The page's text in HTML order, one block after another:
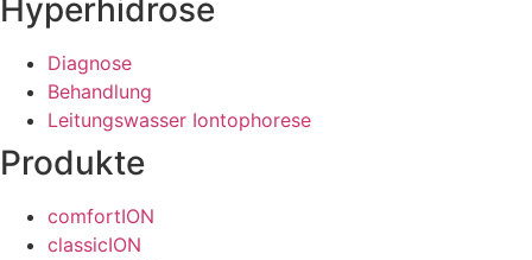
Hyperhidrose
Diagnose
Behandlung
Leitungswasser Iontophorese
Produkte
comfortION
classicION